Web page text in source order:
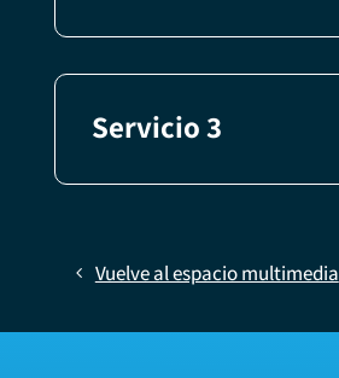
Servicio 3
Vuelve al espacio multimedia